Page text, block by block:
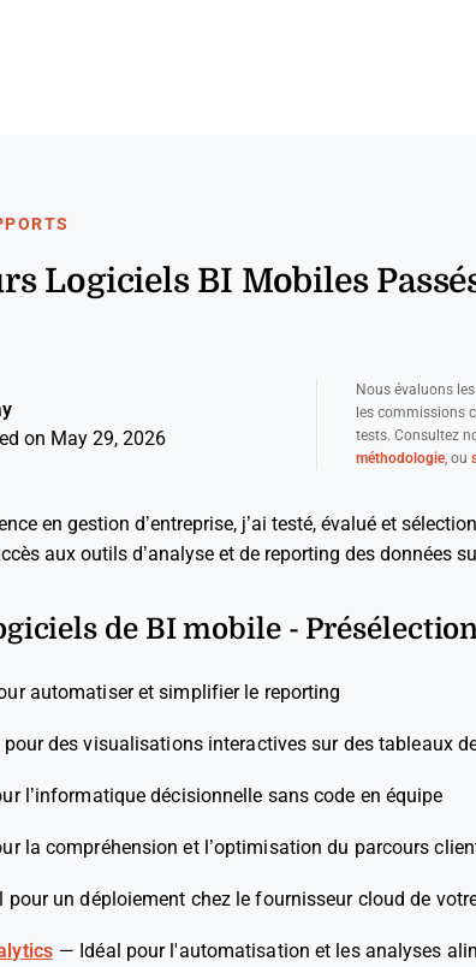
Logiciels BI Mobiles
on May 29, 2026
Nous évaluons
les commissions
tests. Consultez
méthodologie, ou
en gestion d’entreprise, j’ai testé, évalué et
aux outils d’analyse et de reporting des données
de BI mobile -
automatiser et simplifier le reporting
pour des visualisations interactives sur des tableaux
l’informatique décisionnelle sans code en équipe
la compréhension et l’optimisation du parcours
pour un déploiement chez le fournisseur cloud de
— Idéal pour l'automatisation et les analyses